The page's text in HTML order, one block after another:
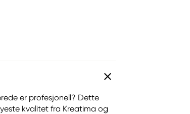
er profesjonell? Dette
kvalitet fra Kreatima og